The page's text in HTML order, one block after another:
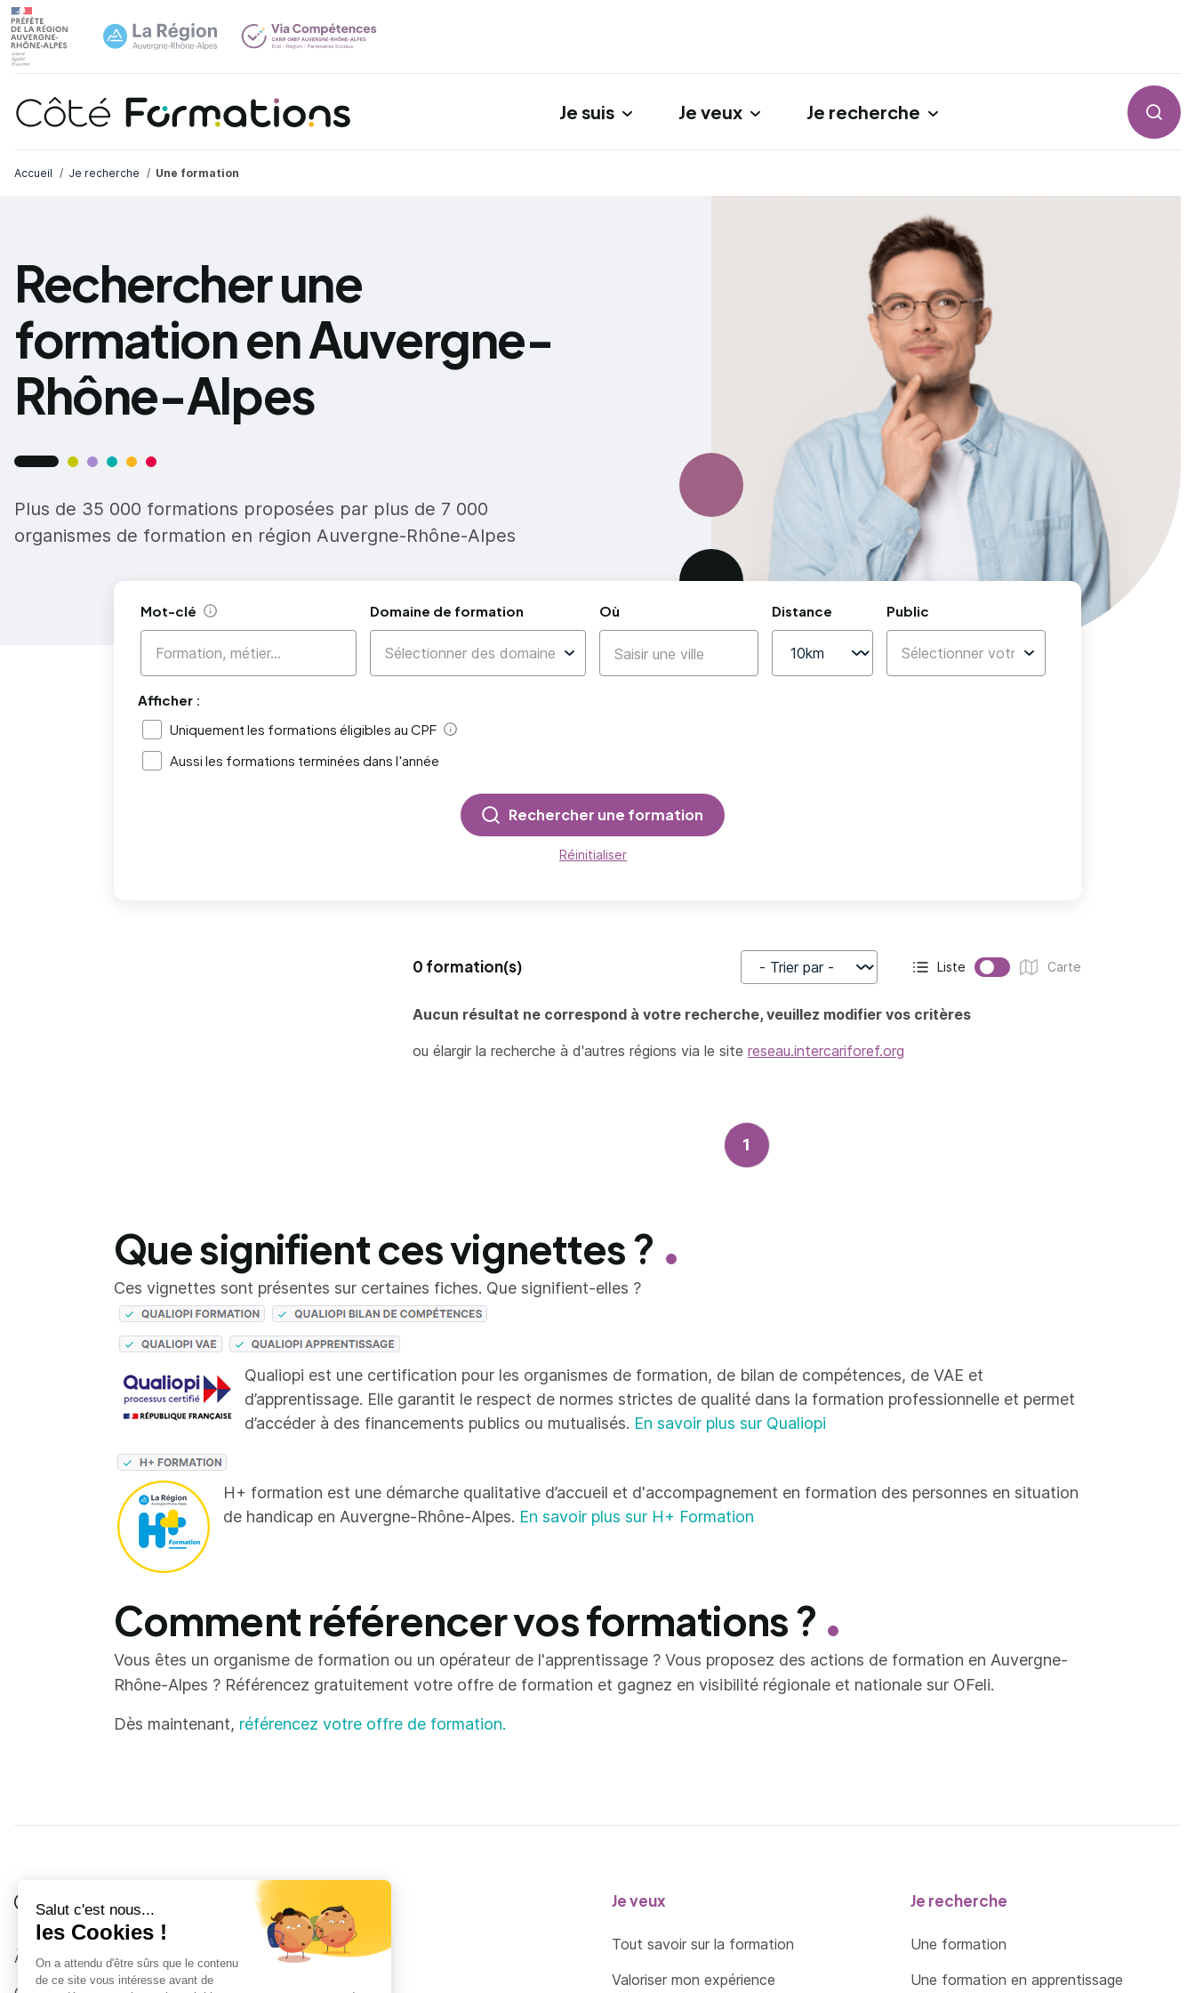
Je suis Je veux Je recherche
Accueil Je recherche Une formation
Rechercher une
formation en Auvergne-
Rhône-Alpes
Plus de 35 000 formations proposées par plus de 7 000
organismes de formation en région Auvergne-Rhône-Alpes
Mot-clé Aide Domaine de formation Où Distance Public
Afficher :
Uniquement les formations éligibles au CPF
Aide
Aussi les formations terminées dans l'année
Rechercher une formation
Réinitialiser
0 formation(s)
Trier par Affichage actif :
Liste
Affichage :
Carte
Aucun résultat ne correspond à votre recherche, veuillez modifier vos critères
ou élargir la recherche à d'autres régions via le site reseau.intercariforef.org
1
Que signifient ces vignettes ?
Ces vignettes sont présentes sur certaines fiches. Que signifient-elles ?
Qualiopi est une certification pour les organismes de formation, de bilan de compétences, de VAE et
d’apprentissage. Elle garantit le respect de normes strictes de qualité dans la formation professionnelle et permet
d’accéder à des financements publics ou mutualisés. En savoir plus sur Qualiopi
H+ formation est une démarche qualitative d’accueil et d'accompagnement en formation des personnes en situation
de handicap en Auvergne-Rhône-Alpes. En savoir plus sur H+ Formation
Comment référencer vos formations ?
Vous êtes un organisme de formation ou un opérateur de l'apprentissage ? Vous proposez des actions de formation en Auvergne-
Rhône-Alpes ? Référencez gratuitement votre offre de formation et gagnez en visibilité régionale et nationale sur OFeli.
Dès maintenant, référencez votre offre de formation.
Côté Formations
À propos
Je suis
Au collège
Je veux
Tout savoir sur la formation
Valoriser mon expérience
Je recherche
Une formation
Une formation en apprentissage